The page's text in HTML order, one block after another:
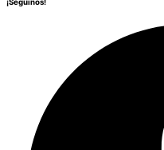
¡Seguinos!